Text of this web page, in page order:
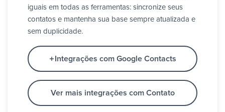
iguais em todas as ferramentas: sincronize seus
contatos e mantenha sua base sempre atualizada e
sem duplicidade.
Integrações com Google Contacts
Ver mais integrações com Contato